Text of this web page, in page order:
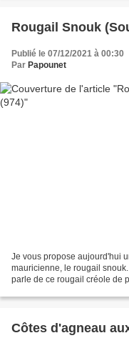
Rougail Snouk
Publié le 07/12/2021 à 00:30
Par Papounet
Je vous propose aujourd'hui
mauricienne, le rougail
parle de ce rougail créole de
Côtes d'agneau